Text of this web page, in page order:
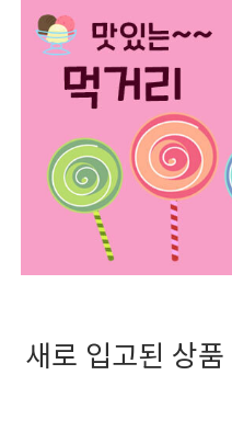
새로 입고된 상품